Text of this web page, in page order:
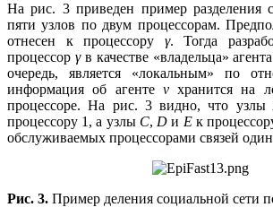
На рис. 3 приведен пример разделения
пяти узлов по двум процессорам.
отнесен к процессору γ. Тогда
процессор γв качестве «владельца»
очередь, является «локальным» по
информация об агенте vхранится на
процессоре. На рис. 3 видно, что узлы
процессору 1, а узлы C,D и Eк
обслуживаемых процессорами связей
Рис. 3. Пример деления социальной сети